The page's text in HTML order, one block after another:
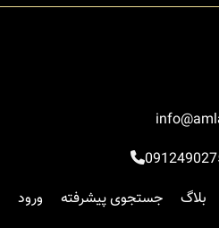
بلاگ جستجوی پیشرفته ورود